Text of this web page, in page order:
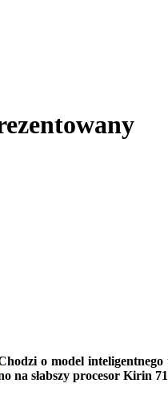
o model
na słabszy procesor Kirin